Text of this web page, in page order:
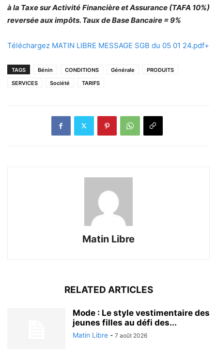
à la Taxe sur Activité Financière et Assurance (TAFA 10%)
reversée aux impôts. Taux de Base Bancaire = 9%
Téléchargez MATIN LIBRE MESSAGE SGB du 05 01 24.pdf+
TAGS Bénin CONDITIONS Générale
PRODUITS
SERVICES
Société TARIFS
Matin Libre
RELATED ARTICLES
Mode : Le style vestimentaire des
jeunes filles au défi des...
Matin Libre - 7 août 2026